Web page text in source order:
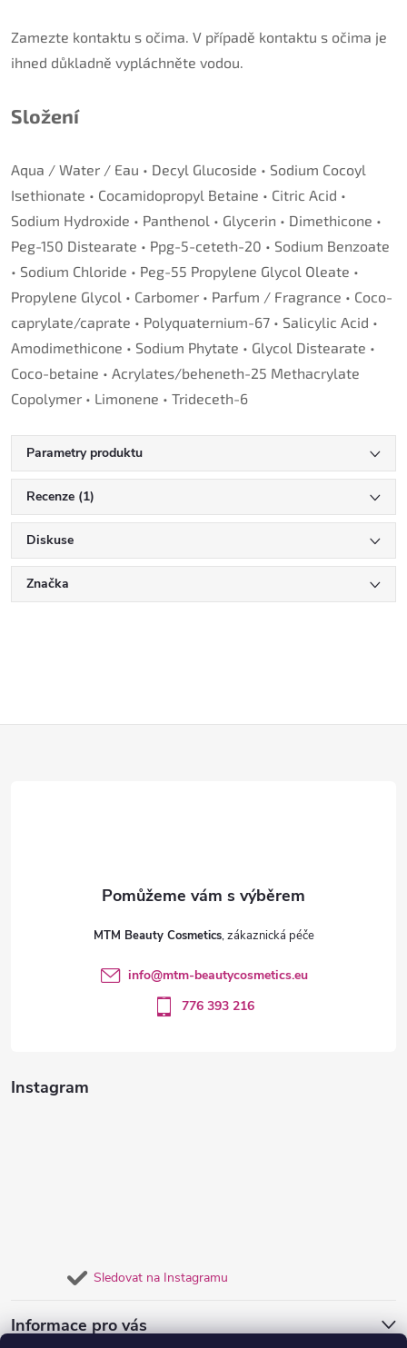
Zamezte kontaktu s očima. V případě kontaktu s očima je
ihned důkladně vypláchněte vodou.
Složení
Aqua / Water / Eau • Decyl Glucoside • Sodium Cocoyl
Isethionate • Cocamidopropyl Betaine • Citric Acid •
Sodium Hydroxide • Panthenol • Glycerin • Dimethicone •
Peg-150 Distearate • Ppg-5-ceteth-20 • Sodium Benzoate
• Sodium Chloride • Peg-55 Propylene Glycol Oleate •
Propylene Glycol • Carbomer • Parfum / Fragrance • Coco-
caprylate/caprate • Polyquaternium-67 • Salicylic Acid •
Amodimethicone • Sodium Phytate • Glycol Distearate •
Coco-betaine • Acrylates/beheneth-25 Methacrylate
Copolymer • Limonene • Trideceth-6
Parametry produktu
Recenze (1)
Diskuse
Značka
Instagram
Sledovat na Instagramu
Informace pro vás
MTM Beauty Cosmetics
info@mtm-beautycosmetics.eu
776 393 216